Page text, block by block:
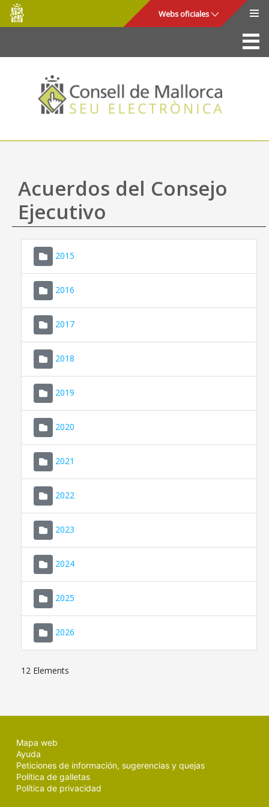
Saltar al contenido principal
Consell
de
Mallorca
Webs oficiales
La Sede
Consejo de Mallorca
Acceso y seguridad
Utilidades
Mapa web
Ayuda
Acuerdos del Consejo
Ejecutivo
2015
2016
2017
2018
2019
2020
2021
2022
2023
2024
2025
2026
12 Elements
Mapa web
Ayuda
Peticiones de información, sugerencias y quejas
Política de galletas
Política de privacidad